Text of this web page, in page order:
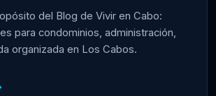
del Blog de Vivir en Cabo:
para condominios, administración,
organizada en Los Cabos.